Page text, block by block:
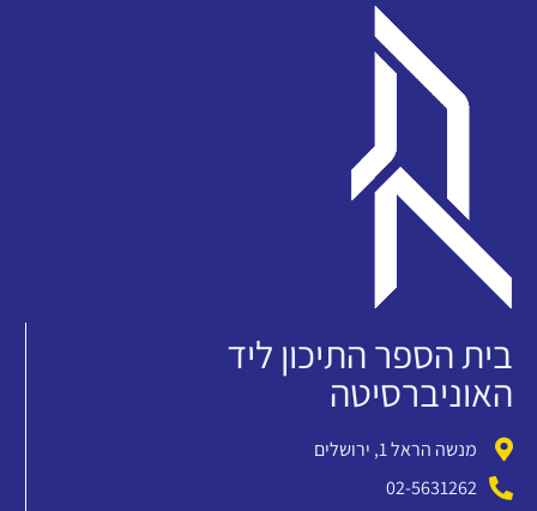
בית הספר התיכון ליד
האוניברסיטה
מנשה הראל 1, ירושלים
02-5631262